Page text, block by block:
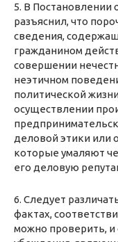
5. В Постановлении
разъяснил, что
сведения,
гражданином
совершении
неэтичном
политической
осуществлении
деловой этики или
которые умаляют
его деловую
6. Следует
фактах,
можно проверить,